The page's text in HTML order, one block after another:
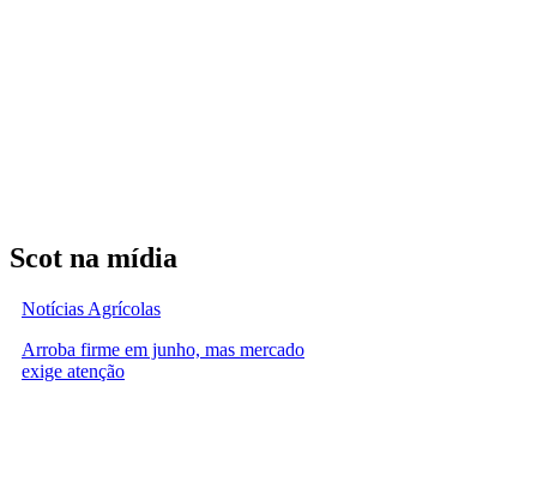
Scot na mídia
Notícias Agrícolas
Arroba firme em junho, mas mercado
exige atenção